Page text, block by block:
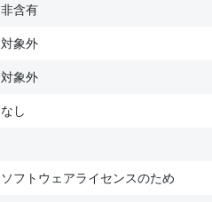
非含有
対象外
対象外
なし
ソフトウェアライセンスのため